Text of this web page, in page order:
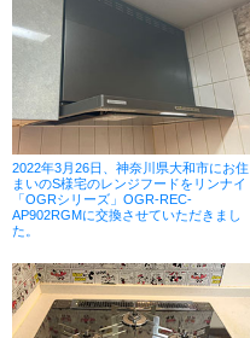
2022年3月26日、神奈川県大和市にお住
まいのS様宅のレンジフードをリンナイ
「OGRシリーズ」OGR-REC-
AP902RGMに交換させていただきまし
た。